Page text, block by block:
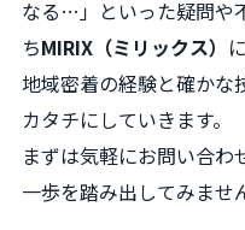
なる…」といった疑問や
ちMIRIX（ミリックス）
地域密着の経験と確かな
カタチにしていきます。
まずは気軽にお問い合
一歩を踏み出してみませ